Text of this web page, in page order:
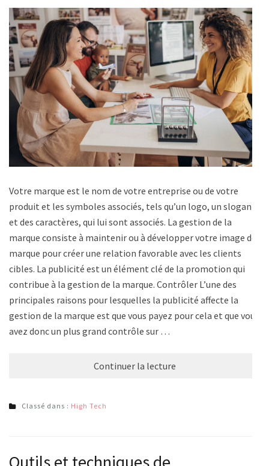
Votre marque est le nom de votre entreprise ou de votre
produit et les symboles associés, tels qu’un logo, un slogan
et des caractères, qui lui sont associés. La gestion de la
marque consiste à maintenir ou à développer votre image de
marque pour créer une relation favorable avec les clients
cibles. La publicité est un élément clé de la promotion qui
contribue à la gestion de la marque. Contrôler L’une des
principales raisons pour lesquelles la publicité affecte la
gestion de la marque est que vous payez pour cela et que vous
avez donc un plus grand contrôle sur …
Continuer la lecture
Classé dans : High Tech